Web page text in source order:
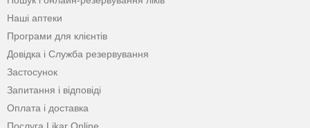
Наші аптеки
Програми для клієнтів
Довідка і Служба резервування
Застосунок
Запитання і відповіді
Оплата і доставка